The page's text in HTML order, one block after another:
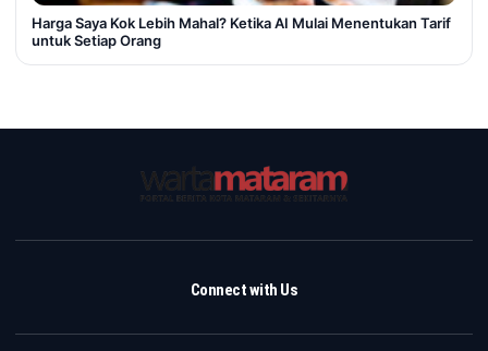
Harga Saya Kok Lebih Mahal? Ketika AI Mulai Menentukan Tarif
untuk Setiap Orang
Connect with Us